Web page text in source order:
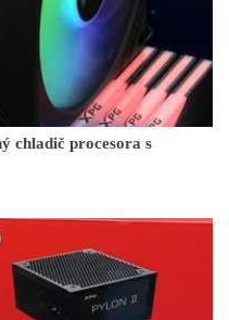
chladič procesora s